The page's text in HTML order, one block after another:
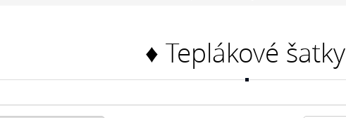
♦ Teplákové šatky